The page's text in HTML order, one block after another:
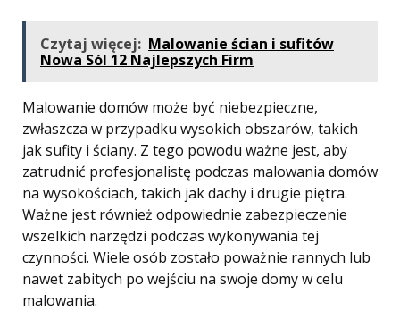
Czytaj więcej: Malowanie ścian i sufitów
Nowa Sól 12 Najlepszych Firm
Malowanie domów może być niebezpieczne,
zwłaszcza w przypadku wysokich obszarów, takich
jak sufity i ściany. Z tego powodu ważne jest, aby
zatrudnić profesjonalistę podczas malowania domów
na wysokościach, takich jak dachy i drugie piętra.
Ważne jest również odpowiednie zabezpieczenie
wszelkich narzędzi podczas wykonywania tej
czynności. Wiele osób zostało poważnie rannych lub
nawet zabitych po wejściu na swoje domy w celu
malowania.